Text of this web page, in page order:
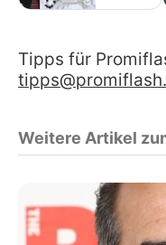
Tipps für
Weitere Artikel